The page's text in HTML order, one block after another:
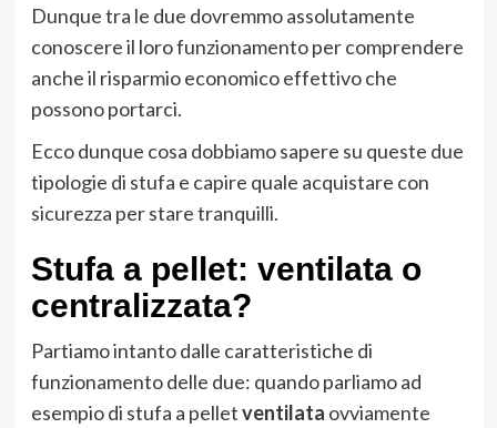
Dunque tra le due dovremmo assolutamente
conoscere il loro funzionamento per comprendere
anche il risparmio economico effettivo che
possono portarci.
Ecco dunque cosa dobbiamo sapere su queste due
tipologie di stufa e capire quale acquistare con
sicurezza per stare tranquilli.
Stufa a pellet: ventilata o
centralizzata?
Partiamo intanto dalle caratteristiche di
funzionamento delle due: quando parliamo ad
esempio di stufa a pelletventilata ovviamente